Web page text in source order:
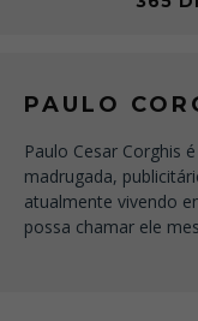
PAULO
Paulo Cesar Corghis
madrugada,
atualmente vivendo
possa chamar ele